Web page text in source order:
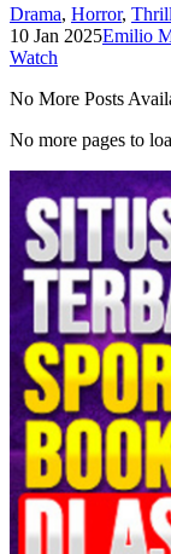
Drama, Horror,
10 Jan 2025Emilio
Watch
No More Posts
No more pages to